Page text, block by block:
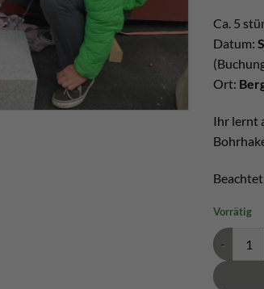
Ca. 5
Datum:
Ort:
Ihr lernt
Vorrätig